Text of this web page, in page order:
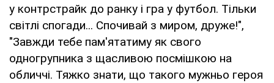
у контрстрайк до ранку і гра у футбол. Тільки
світлі спогади... Спочивай з миром, друже!",
"Завжди тебе пам'ятатиму як свого
одногрупника з щасливою посмішкою на
обличчі. Тяжко знати, що такого мужньо героя